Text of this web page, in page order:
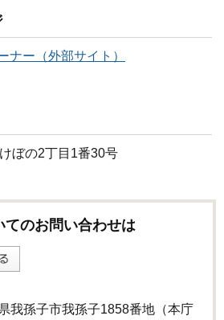
ナー（外部サイト）
ぼの2丁目1番30号
てのお問い合わせは
我孫子市我孫子1858番地（本庁